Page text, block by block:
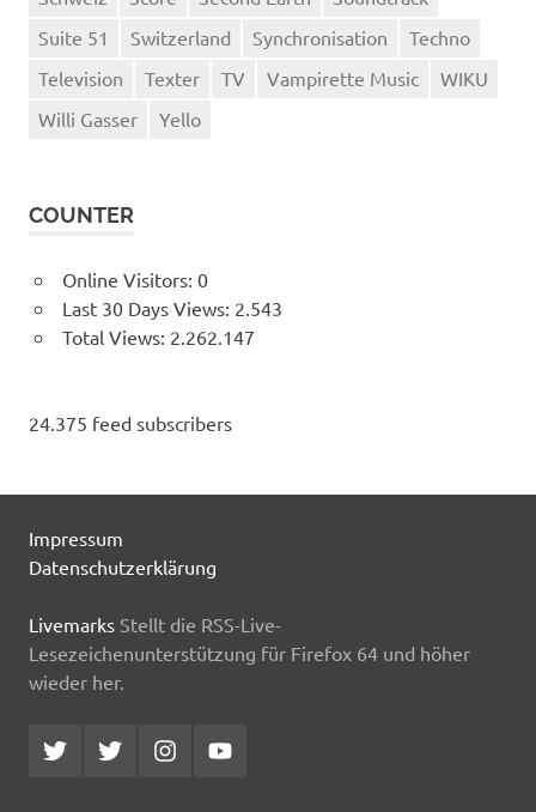
Suite 51
Switzerland Synchronisation
Techno
Television
Texter TV Vampirette Music
WIKU
Willi Gasser
Yello
COUNTER
Online Visitors: 0
Last 30 Days Views: 2.543
Total Views: 2.262.147
24.375 feed subscribers
Impressum
Datenschutzerklärung
Livemarks Stellt die RSS-Live-
Lesezeichenunterstützung für Firefox 64 und höher
wieder her.
Twitter
MCDP
Twitter
Musicradiostation
InstagramYouTube